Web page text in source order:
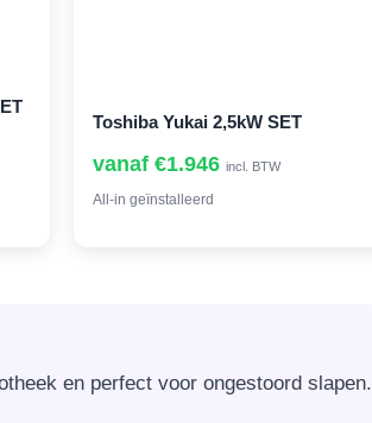
Toshiba Yukai 2,5kW SET
vanaf €1.946 incl. BTW
All-in geïnstalleerd
en perfect voor ongestoord slapen.